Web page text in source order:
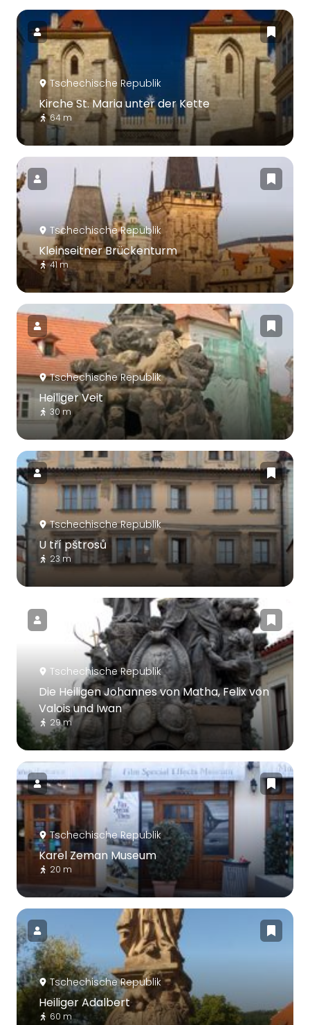
Tschechische Republik
Kirche St. Maria unter der Kette
64 m
Tschechische Republik
Kleinseitner Brückenturm
41 m
Tschechische Republik
Heiliger Veit
30 m
Tschechische Republik
U tří pštrosů
23 m
Tschechische Republik
Die Heiligen Johannes von Matha, Felix von
Valois und Iwan
29 m
Tschechische Republik
Karel Zeman Museum
20 m
Tschechische Republik
Heiliger Adalbert
60 m